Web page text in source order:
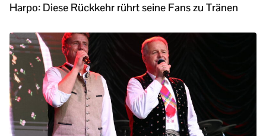
Harpo: Diese Rückkehr rührt seine Fans zu Tränen